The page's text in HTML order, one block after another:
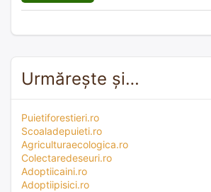
Urmărește și…
Puietiforestieri.ro
Scoaladepuieti.ro
Agriculturaecologica.ro
Colectaredeseuri.ro
Adoptiicaini.ro
Adoptiipisici.ro